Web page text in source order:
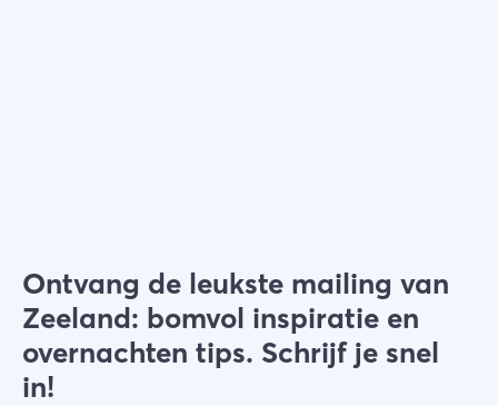
Ontvang de leukste mailing van
Zeeland: bomvol inspiratie en
overnachten tips. Schrijf je snel
in!